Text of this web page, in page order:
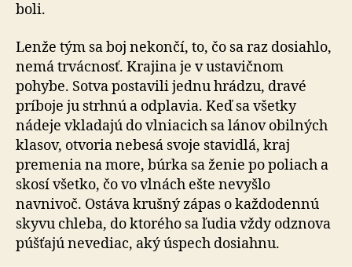
boli.
Lenže tým sa boj nekončí, to, čo sa raz dosiahlo,
nemá trvácnosť. Krajina je v ustavičnom
pohybe. Sotva postavili jednu hrádzu, dravé
príboje ju strhnú a odplavia. Keď sa všetky
nádeje vkladajú do vlniacich sa lánov obilných
klasov, otvoria nebesá svoje stavidlá, kraj
premenia na more, búrka sa ženie po poliach a
skosí všetko, čo vo vlnách ešte nevyšlo
navnivoč. Ostáva krušný zápas o každodennú
skyvu chleba, do ktorého sa ľudia vždy odznova
púšťajú nevediac, aký úspech dosiahnu.